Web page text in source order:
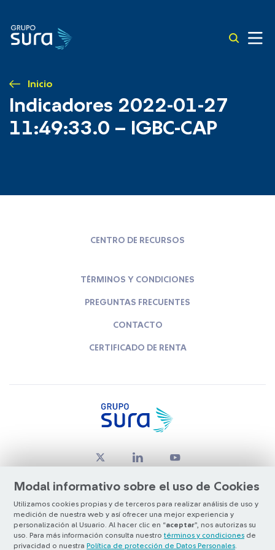
Inicio
Indicadores 2022-01-27
11:49:33.0 – IGBC-CAP
Modal informativo sobre el uso de Cookies
Utilizamos cookies propias y de terceros para realizar análisis de uso y
medición de nuestra web y así ofrecer una mejor experiencia y
personalización al Usuario. Al hacer clic en “aceptar”, nos autorizas su
uso. Para más información consulta nuestro términos y condiciones de
privacidad o nuestra Política de protección de Datos Personales
CENTRO DE RECURSOS
TÉRMINOS Y CONDICIONES
PREGUNTAS FRECUENTES
CONTACTO
CERTIFICADO DE RENTA
© Copyright Grupo SURA 2026